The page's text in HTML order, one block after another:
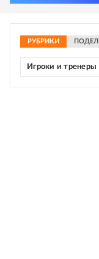
РУБРИКИ
Игроки и тренеры